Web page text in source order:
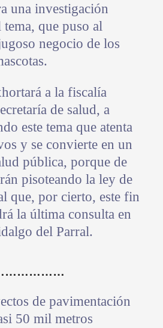
una investigación
que puso al
negocio de los
a la fiscalía
de salud, a
este tema que atenta
y se convierte en un
pública, porque de
pisoteando la ley de
que, por cierto, este fin
la última consulta en
del Parral.
de pavimentación
50 mil metros